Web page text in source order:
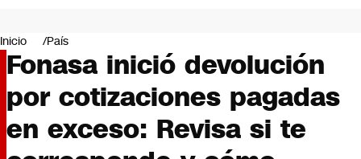
Negocios
Deportes
Programas completos
Cultura
Servicios
Bits
Inicio País
Fonasa inició devolución
por cotizaciones pagadas
en exceso: Revisa si te